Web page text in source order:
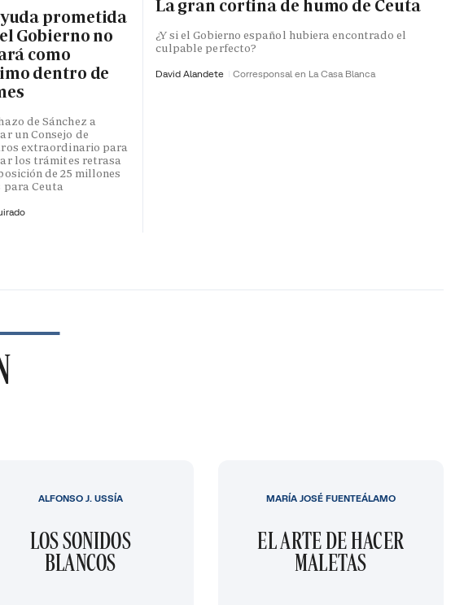
prometida
Gobierno no
como
dentro de
de Sánchez a
un Consejo de
extraordinario para
los trámites retrasa
de 25 millones
para Ceuta
La gran cortina de humo de Ceuta
¿Y si el Gobierno español hubiera encontrado el
culpable perfecto?
David Alandete Corresponsal en La Casa Blanca
LOS SONIDOS
BLANCOS
ALFONSO J. USSÍA
EL ARTE DE HACER
MALETAS
MARÍA JOSÉ FUENTEÁLAMO